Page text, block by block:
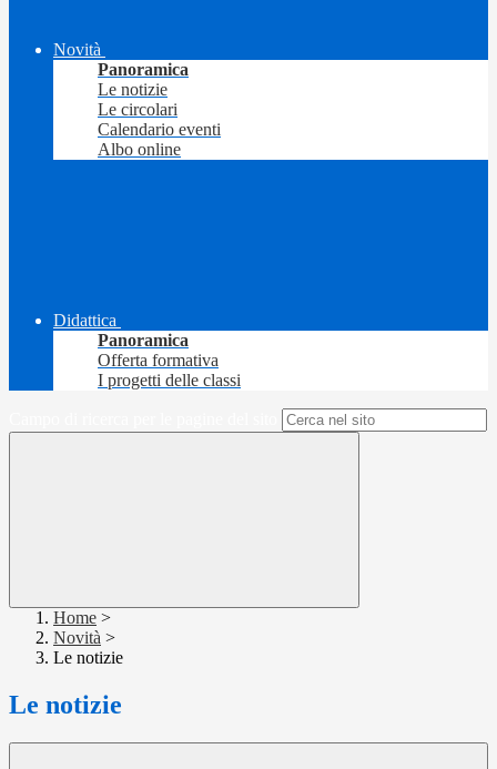
Novità
Panoramica
Le notizie
Le circolari
Calendario eventi
Albo online
Didattica
Panoramica
Offerta formativa
I progetti delle classi
Home >
Novità >
Le notizie
Le notizie